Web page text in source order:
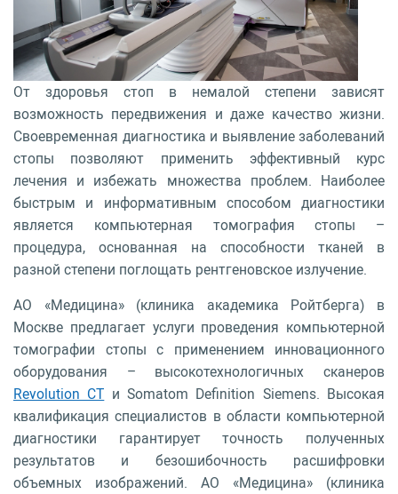
От здоровья стоп в немалой степени зависят
возможность передвижения и даже качество жизни.
Своевременная диагностика и выявление заболеваний
стопы позволяют применить эффективный курс
лечения и избежать множества проблем. Наиболее
быстрым и информативным способом диагностики
является компьютерная томография стопы –
процедура, основанная на способности тканей в
разной степени поглощать рентгеновское излучение.
АО «Медицина» (клиника академика Ройтберга) в
Москве предлагает услуги проведения компьютерной
томографии стопы с применением инновационного
оборудования – высокотехнологичных сканеров
Revolution CT и Somatom Definition Siemens. Высокая
квалификация специалистов в области компьютерной
диагностики гарантирует точность полученных
результатов и безошибочность расшифровки
объемных изображений. АО «Медицина» (клиника